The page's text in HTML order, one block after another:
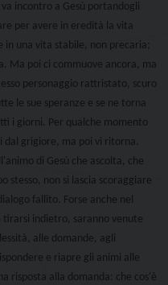
incontro a Gesù portandogli
per avere in eredità la vita
in una vita stabile, non precaria;
Ma poi ci commuove ancora, ma
personaggio rattristato, scuro
le sue speranze e se ne torna
i giorni. Per qualche momento
dal grigiore, ma poi vi ritorna.
di Gesù che ascolta, che
stesso, non si lascia scoraggiare
fallito. Forse anche nel
tirarsi indietro, saranno venute
alle domande, agli
e riapre gli animi alle
risposta alla domanda: che cos'è